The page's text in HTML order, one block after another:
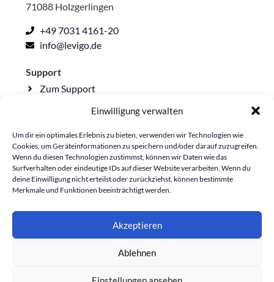
Einwilligung verwalten
Um dir ein optimales Erlebnis zu bieten, verwenden wir Technologien wie
Cookies, um Geräteinformationen zu speichern und/oder darauf zuzugreifen.
Wenn du diesen Technologien zustimmst, können wir Daten wie das
Surfverhalten oder eindeutige IDs auf dieser Website verarbeiten. Wenn du
deine Einwilligung nicht erteilst oder zurückziehst, können bestimmte
Merkmale und Funktionen beeinträchtigt werden.
Akzeptieren
Ablehnen
71088 Holzgerlingen
+49 7031 4161-20
info@levigo.de
Support
Zum Support
Rechtliche Seiten
Impressum
Datenschutzerklärung
Lieferkettensorgfalt
Cookie-Richtlinie